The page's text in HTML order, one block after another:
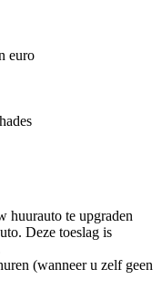
euro
huurauto te upgraden
Deze toeslag is
(wanneer u zelf geen